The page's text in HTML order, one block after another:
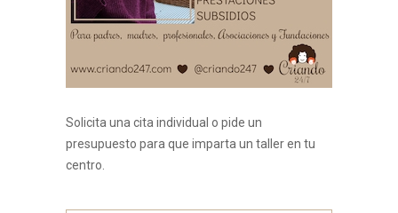
Solicita una cita individual o pide un
presupuesto para que imparta un taller en tu
centro.